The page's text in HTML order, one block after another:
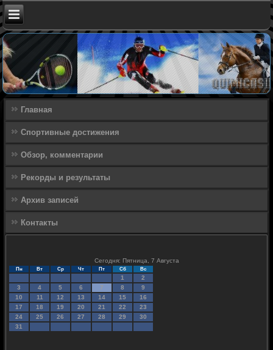
Главная
Спортивные достижения
Обзор, комментарии
Рекорды и результаты
Архив записей
Контакты
Сегодня: Пятница, 7 Августа
Пн Вт Ср Чт Пт Сб Вс
1
2
3
4 5 6 7 8
9
10
11 12 13 14 15
16
17
18 19 20 21 22
23
24
25 26 27 28 29
30
31